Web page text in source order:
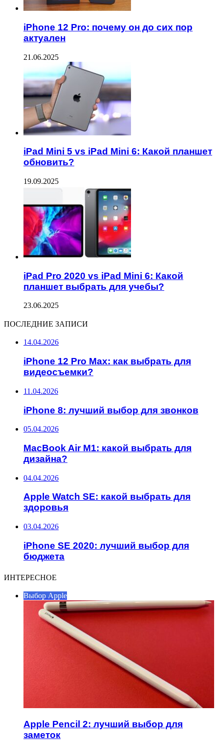
iPhone 12 Pro: почему он до сих пор
актуален
21.06.2025
iPad Mini 5 vs iPad Mini 6: Какой планшет
обновить?
19.09.2025
iPad Pro 2020 vs iPad Mini 6: Какой
планшет выбрать для учебы?
23.06.2025
ПОСЛЕДНИЕ ЗАПИСИ
14.04.2026
iPhone 12 Pro Max: как выбрать для
видеосъемки?
11.04.2026
iPhone 8: лучший выбор для звонков
05.04.2026
MacBook Air M1: какой выбрать для
дизайна?
04.04.2026
Apple Watch SE: какой выбрать для
здоровья
03.04.2026
iPhone SE 2020: лучший выбор для
бюджета
ИНТЕРЕСНОЕ
Выбор Apple
Apple Pencil 2: лучший выбор для
заметок